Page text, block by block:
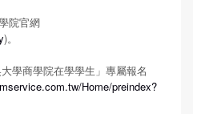
院官網
)。
學商學院在學學生」專屬報名
Home/preindex?